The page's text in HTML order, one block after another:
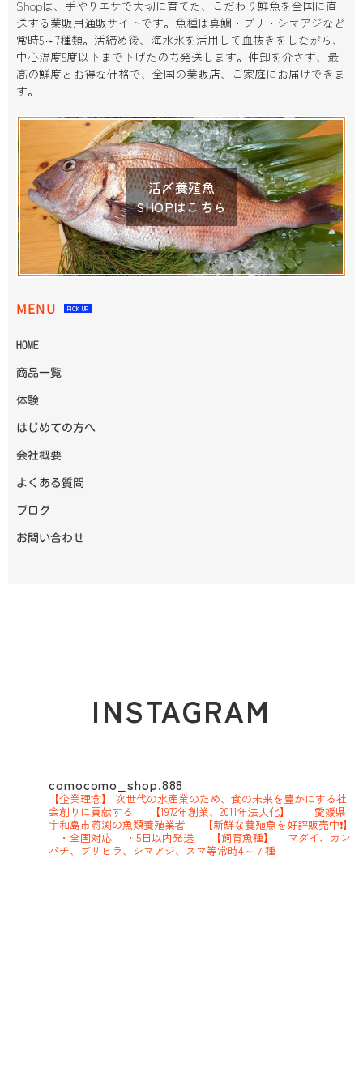
Shopは、手やりエサで大切に育てた、こだわり鮮魚を全国に直
送する業販用通販サイトです。魚種は真鯛・ブリ・シマアジなど
常時5～7種類。活締め後、海水氷を活用して血抜きをしながら、
中心温度5度以下まで下げたのち発送します。仲卸を介さず、最
高の鮮度とお得な価格で、全国の業販店、ご家庭にお届けできま
す。
活〆養殖魚
SHOPはこちら
MENU PICK UP
HOME
商品一覧
体験
はじめての方へ
会社概要
よくある質問
ブログ
お問い合わせ
INSTAGRAM
comocomo_shop.888
【企業理念】
次世代の水産業のため、食の未来を豊かにする社
会創りに貢献する
【1972年創業、2011年法人化】
愛媛県
宇和島市蒋渕の魚類養殖業者
【新鮮な養殖魚を好評販売中❗】
・全国対応 ・5日以内発送 【飼育魚種】
マダイ、カン
パチ、ブリヒラ、シマアジ、スマ等常時4～７種